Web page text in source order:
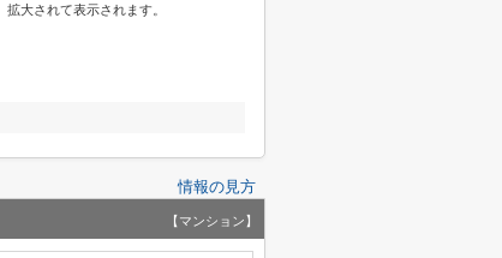
拡大されて表示されます。
情報の見方
【マンション】